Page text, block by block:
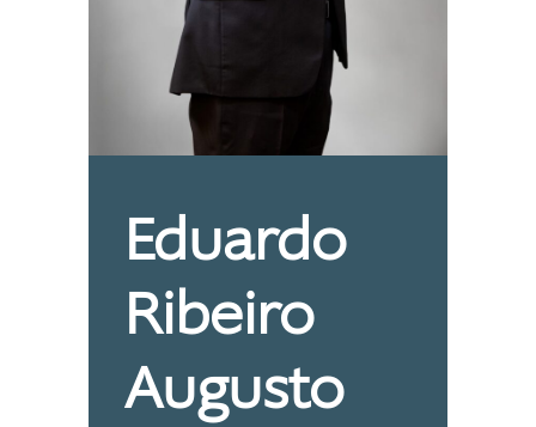
Eduardo
Ribeiro
Augusto